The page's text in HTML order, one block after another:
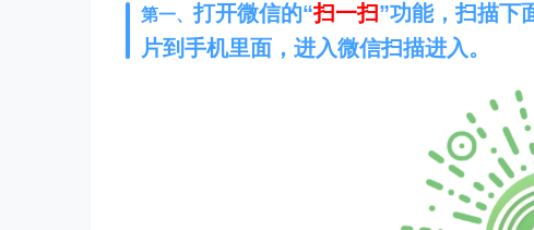
第一、 打开微信的“扫一扫”功能，扫描下
片到手机里面，进入微信扫描进入。